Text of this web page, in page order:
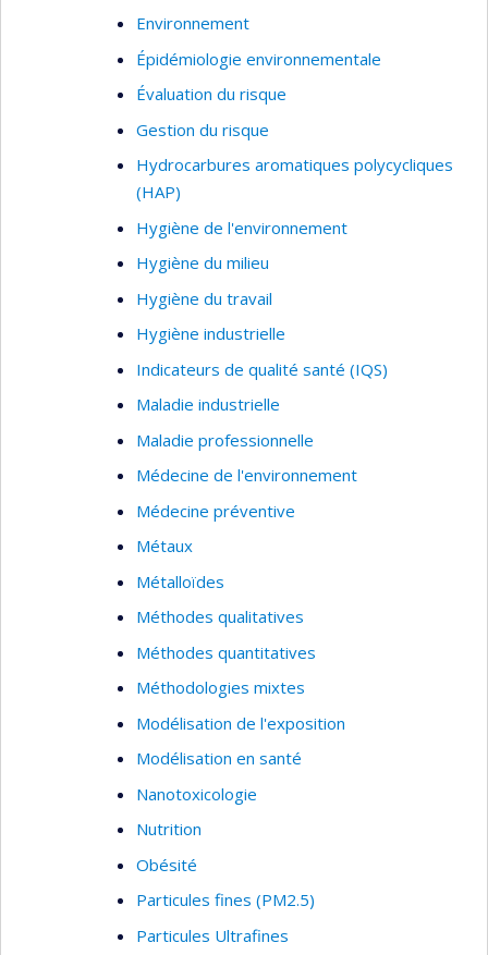
Environnement
Épidémiologie environnementale
Évaluation du risque
Gestion du risque
Hydrocarbures aromatiques polycycliques
(HAP)
Hygiène de l'environnement
Hygiène du milieu
Hygiène du travail
Hygiène industrielle
Indicateurs de qualité santé (IQS)
Maladie industrielle
Maladie professionnelle
Médecine de l'environnement
Médecine préventive
Métaux
Métalloïdes
Méthodes qualitatives
Méthodes quantitatives
Méthodologies mixtes
Modélisation de l'exposition
Modélisation en santé
Nanotoxicologie
Nutrition
Obésité
Particules fines (PM2.5)
Particules Ultrafines